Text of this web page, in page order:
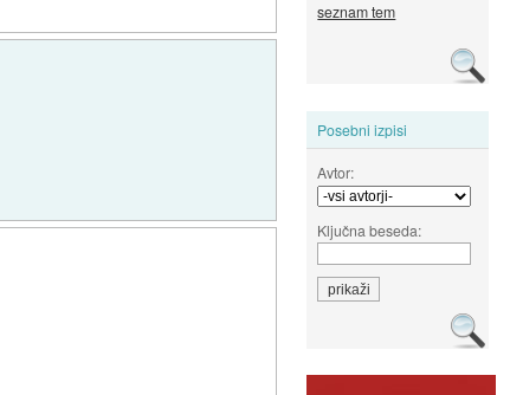
seznam tem
Posebni izpisi
Avtor:
Ključna beseda: